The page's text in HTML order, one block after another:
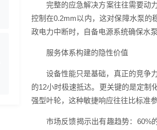
完整的应急解决方案往往需要动
控制在0.2mm以内，这对保障水泵的
政电力中断时，自备电源系统确保水
服务体系构建的隐性价值
设备性能只是基础，真正的竞争
的12小时极速抵达。更关键的是定
强型叶轮，这种敏捷响应往往比标准
市场反馈揭示出有趣趋势：60%